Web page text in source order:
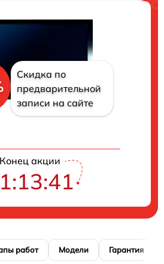
Скидка по
предварительной
записи на сайте
Конец акции
работ Модели Гарантия